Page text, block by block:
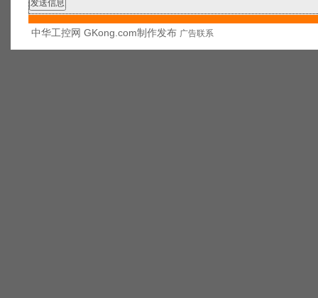
中华工控网 GKong.com制作发布 广告联系